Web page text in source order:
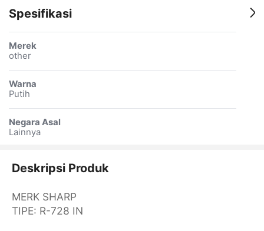
Spesifikasi
Merek
other
Warna
Putih
Negara Asal
Lainnya
Deskripsi Produk
MERK SHARP
TIPE: R-728 IN